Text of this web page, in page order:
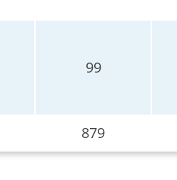
99
879